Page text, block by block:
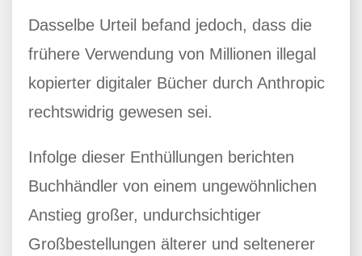
Dasselbe Urteil befand jedoch, dass die
frühere Verwendung von Millionen illegal
kopierter digitaler Bücher durch Anthropic
rechtswidrig gewesen sei.
Infolge dieser Enthüllungen berichten
Buchhändler von einem ungewöhnlichen
Anstieg großer, undurchsichtiger
Großbestellungen älterer und seltenerer